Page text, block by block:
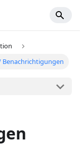
Benachrichtigungen